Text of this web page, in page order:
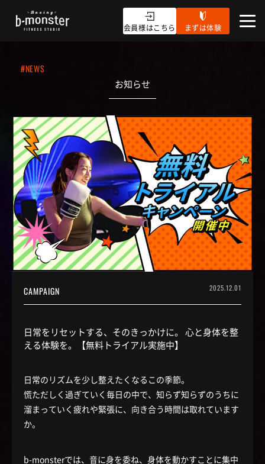
会員様はこちら まずは体験
#NEWS
お知らせ
CAMPAIGN 2025.12.01
日常をリセットする、そのきっかけに。 心と身体を整
える体験を。【無料トライアル実施中】
日常のリズムを少し整えたくなるこの季節。
慌ただしく過ぎていく毎日の中で、知らず知らずのうちに
溜まっていく疲れや緊張に、向き合う時間は取れています
か。
b-monsterでは、音に身を委ね、身体を動かすことに集中